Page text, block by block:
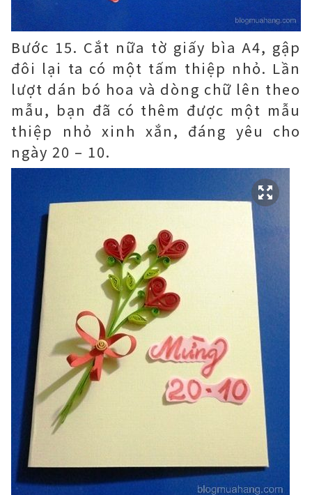
Bước 15. Cắt nữa tờ giấy bìa A4, gập
đôi lại ta có một tấm thiệp nhỏ. Lần
lượt dán bó hoa và dòng chữ lên theo
mẫu, bạn đã có thêm được một mẫu
thiệp nhỏ xinh xắn, đáng yêu cho
ngày 20 – 10.